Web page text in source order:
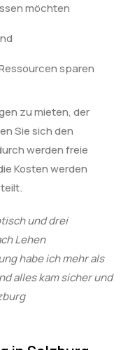
möchten
sparen
zu mieten, der
Sie sich den
werden freie
Kosten werden
und drei
Lehen
habe ich mehr als
alles kam sicher und